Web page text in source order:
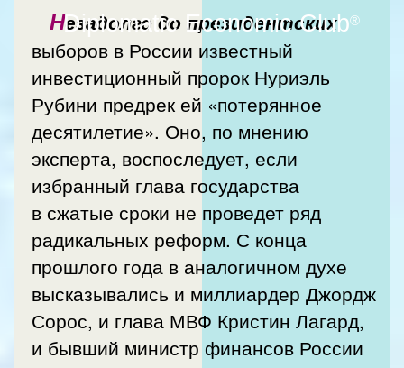
Diplomatic Economic Club®
Незадолго до президентских
выборов в России известный
инвестиционный пророк Нуриэль
Рубини предрек ей «потерянное
десятилетие». Оно, по мнению
эксперта, воспоследует, если
избранный глава государства
в сжатые сроки не проведет ряд
радикальных реформ. С конца
прошлого года в аналогичном духе
высказывались и миллиардер Джордж
Сорос, и глава МВФ Кристин Лагард,
и бывший министр финансов России